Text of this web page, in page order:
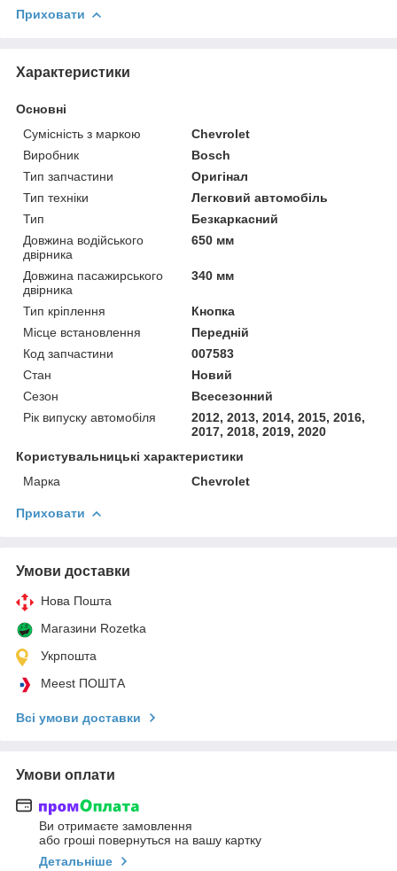
Приховати
Характеристики
Основні
Сумісність з маркою
Chevrolet
Виробник
Bosch
Тип запчастини
Оригінал
Тип техніки
Легковий автомобіль
Тип
Безкаркасний
Довжина водійського
двірника
650 мм
Довжина пасажирського
двірника
340 мм
Тип кріплення
Кнопка
Місце встановлення
Передній
Код запчастини
007583
Стан
Новий
Сезон
Всесезонний
Рік випуску автомобіля
2012, 2013, 2014, 2015, 2016,
2017, 2018, 2019, 2020
Користувальницькі характеристики
Марка
Chevrolet
Приховати
Умови доставки
Нова Пошта
Магазини Rozetka
Укрпошта
Meest ПОШТА
Всі умови доставки
Умови оплати
Ви отримаєте замовлення
або гроші повернуться на вашу картку
Детальніше